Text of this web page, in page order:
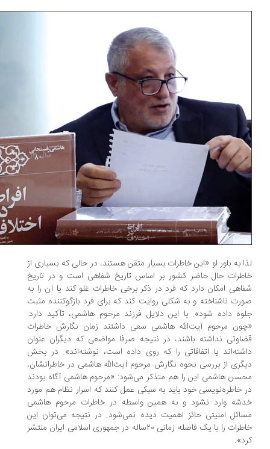
به باور او «این خاطرات بسیار متقن هستند، در حالی که بسیاری از
حال حاضر کشور بر اساس تاریخ شفاهی است و در تاریخ
امکان دارد که فرد در ذکر برخی خاطرات غلو کند یا آن را به
ناشناخته و به شکلی روایت کند که برای فرد بازگوکننده مثبت
داده شود». با این دلایل فرزند مرحوم هاشمی، تأکید دارد:
مرحوم آیت‌الله هاشمی سعی داشتند زمان نگارش خاطرات
نداشته باشند، در نتیجه صرفا مواضعی که دیگران عنوان
یا اتفاقاتی را که روی داده است، نوشته‌اند». در بخش
از بررسی نحوه نگارش مرحوم آیت‌الله هاشمی در خاطراتشان،
هاشمی این را هم متذکر می‌شود: «مرحوم هاشمی آگاه بودند
خاطره‌نویسی خود باید به سبکی عمل کنند که اسرار نظام هم مورد
وارد نشود و به همین واسطه در خاطرات مرحوم هاشمی
امنیتی حائز اهمیت دیده نمی‌شود. در نتیجه می‌توان این
خاطرات را با یک فاصله زمانی ۲۰ساله در جمهوری اسلامی ایران منتشر